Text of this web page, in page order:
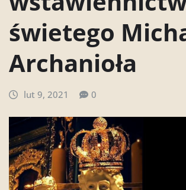
świetego
Archanioła
lut 9, 2021 0